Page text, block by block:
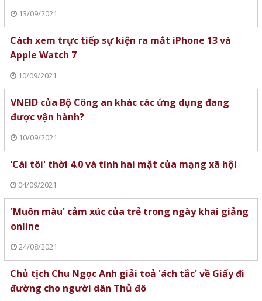
13/09/2021
Cách xem trực tiếp sự kiện ra mắt iPhone 13 và
Apple Watch 7
10/09/2021
VNEID của Bộ Công an khác các ứng dụng đang
được vận hành?
10/09/2021
'Cái tôi' thời 4.0 và tính hai mặt của mạng xã hội
04/09/2021
'Muôn màu' cảm xúc của trẻ trong ngày khai giảng
online
24/08/2021
Chủ tịch Chu Ngọc Anh giải toả 'ách tắc' về Giấy đi
đường cho người dân Thủ đô